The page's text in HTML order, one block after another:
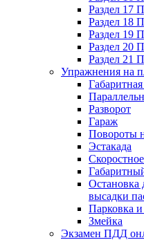
Раздел 17
Раздел 18
Раздел 19
Раздел 20
Раздел 21
Упражнения на
Разворот
Гараж
Повороты
Эстакада
Остановка
высадки
Парковка и
Змейка
Экзамен ПДД